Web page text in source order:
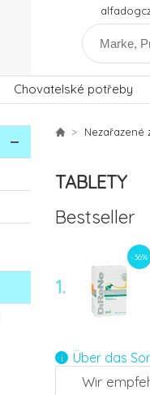
Chovatelské potřeby
Nezařazené
TABLETY
Bestseller
1.
-36%
Über das
Wir